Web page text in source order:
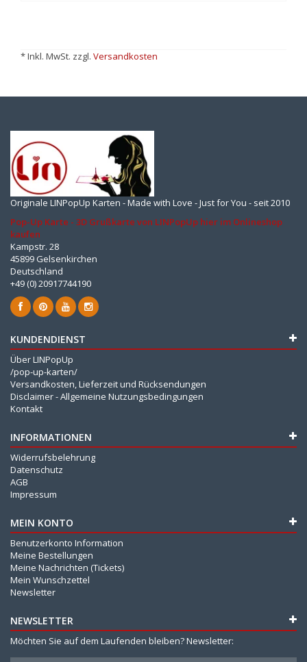
* Inkl. MwSt. zzgl. Versandkosten
Originale LINPopUp Karten - Made with Love - Just for You - seit 2010
Pop-Up Karte - 3D Grußkarte von LINPopUp hier im Onlineshop
kaufen
Kampstr. 28
45899 Gelsenkirchen
Deutschland
+49 (0) 20917744190
KUNDENDIENST
Über LINPopUp
/pop-up-karten/
Versandkosten, Lieferzeit und Rücksendungen
Disclaimer - Allgemeine Nutzungsbedingungen
Kontakt
INFORMATIONEN
Widerrufsbelehrung
Datenschutz
AGB
Impressum
MEIN KONTO
Benutzerkonto Information
Meine Bestellungen
Meine Nachrichten (Tickets)
Mein Wunschzettel
Newsletter
NEWSLETTER
Möchten Sie auf dem Laufenden bleiben? Newsletter: